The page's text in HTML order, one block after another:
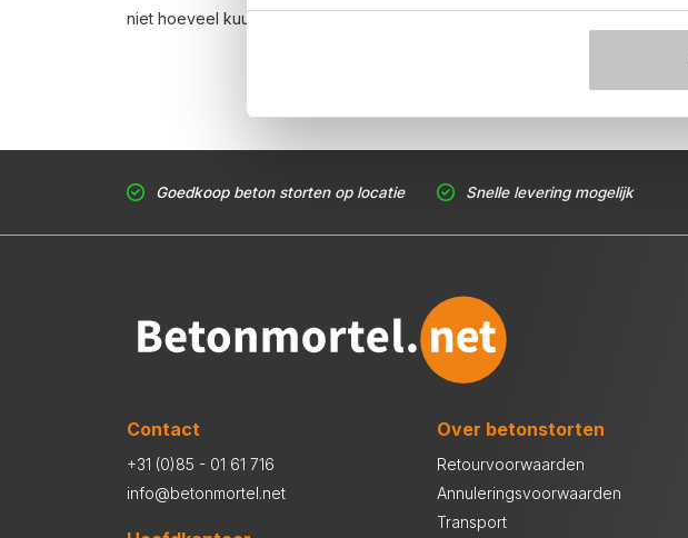
niet hoeveel kuub betonspecie je nodig hebt? Zie voor de berekening:
Goedkoop beton storten op locatie Snelle levering mogelijk
Contact
+31 (0)85 - 01 61 716
info@betonmortel.net
Over betonstorten
Retourvoorwaarden
Annuleringsvoorwaarden
Transport